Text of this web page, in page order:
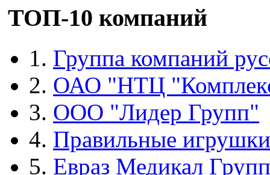
ТОП-10 компаний
1. Группа компаний
2. ОАО "НТЦ
3. ООО "Лидер Групп"
4. Правильные игрушки
5. Евраз Медикал Групп